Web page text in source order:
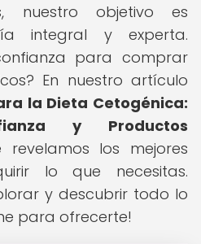
nuestro objetivo es
integral y experta.
para comprar
En nuestro artículo
la Dieta Cetogénica:
y Productos
revelamos los mejores
lo que necesitas.
y descubrir todo lo
para ofrecerte!